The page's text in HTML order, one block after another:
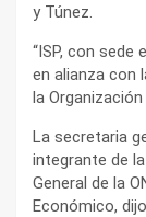
y Túnez.
“ISP, con sede
en alianza con
la
La secretaria
integrante de
General de la
Económico,